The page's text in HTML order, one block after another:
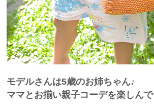
モデルさんは5歳のお姉ちゃん♪
ママとお揃い親子コーデを楽しんで